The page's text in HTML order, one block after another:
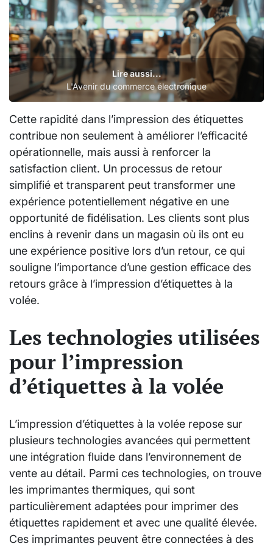
Lire aussi...
L'Avenir du commerce électronique
Cette rapidité dans l’impression des étiquettes
contribue non seulement à améliorer l’efficacité
opérationnelle, mais aussi à renforcer la
satisfaction client. Un processus de retour
simplifié et transparent peut transformer une
expérience potentiellement négative en une
opportunité de fidélisation. Les clients sont plus
enclins à revenir dans un magasin où ils ont eu
une expérience positive lors d’un retour, ce qui
souligne l’importance d’une gestion efficace des
retours grâce à l’impression d’étiquettes à la
volée.
Les technologies utilisées
pour l’impression
d’étiquettes à la volée
L’impression d’étiquettes à la volée repose sur
plusieurs technologies avancées qui permettent
une intégration fluide dans l’environnement de
vente au détail. Parmi ces technologies, on trouve
les imprimantes thermiques, qui sont
particulièrement adaptées pour imprimer des
étiquettes rapidement et avec une qualité élevée.
Ces imprimantes peuvent être connectées à des